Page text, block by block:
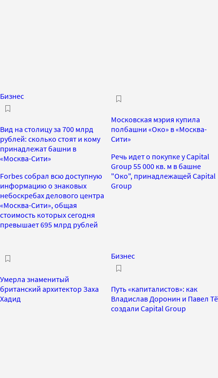
Бизнес
Вид на столицу за 700 млрд
рублей: сколько стоят и кому
принадлежат башни в
«Москва-Сити»
Forbes собрал всю доступную
информацию о знаковых
небоскребах делового центра
«Москва-Сити», общая
стоимость которых сегодня
превышает 695 млрд рублей
Московская мэрия купила
полбашни «Око» в «Москва-
Сити»
Речь идет о покупке у Capital
Group 55 000 кв. м в башне
"Око", принадлежащей Capital
Group
Умерла знаменитый
британский архитектор Заха
Хадид
Бизнес
Путь «капиталистов»: как
Владислав Доронин и Павел Тё
создали Capital Group